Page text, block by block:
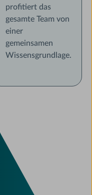
profitiert das
gesamte Team von
einer
gemeinsamen
Wissensgrundlage.